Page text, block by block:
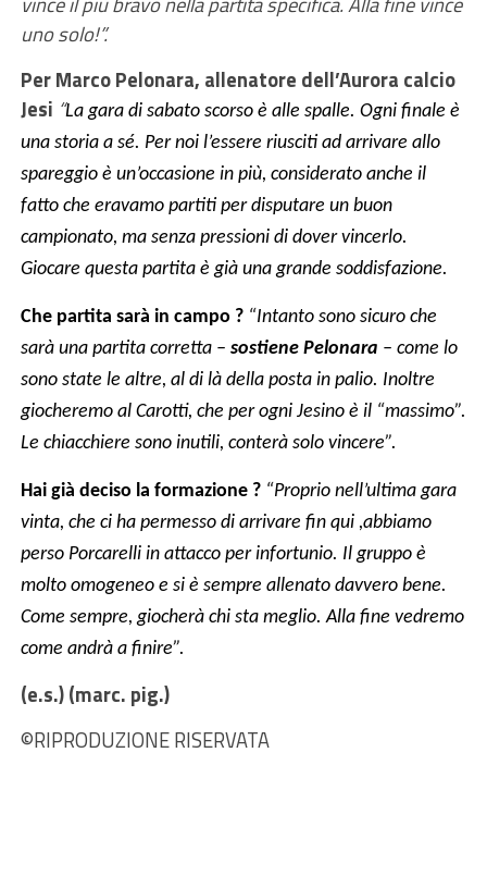
uno solo!”.
Per Marco Pelonara, allenatore dell’Aurora calcio
Jesi “La gara di sabato scorso è alle spalle. Ogni finale è
una storia a sé. Per noi l’essere riusciti ad arrivare allo
spareggio è un’occasione in più, considerato anche il
fatto che eravamo partiti per disputare un buon
campionato, ma senza pressioni di dover vincerlo.
Giocare questa partita è già una grande soddisfazione.
Che partita sarà in campo ? “Intanto sono sicuro che
sarà una partita corretta – sostiene Pelonara – come lo
sono state le altre, al di là della posta in palio. Inoltre
giocheremo al Carotti, che per ogni Jesino è il “massimo”.
Le chiacchiere sono inutili, conterà solo vincere”.
Hai già deciso la formazione ? “Proprio nell’ultima gara
vinta, che ci ha permesso di arrivare fin qui ,abbiamo
perso Porcarelli in attacco per infortunio. Il gruppo è
molto omogeneo e si è sempre allenato davvero bene.
Come sempre, giocherà chi sta meglio. Alla fine vedremo
come andrà a finire”.
(e.s.) (marc. pig.)
©RIPRODUZIONE RISERVATA